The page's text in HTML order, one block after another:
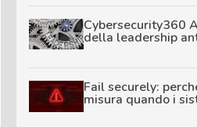
Cybersecurity360
della leadership
Fail securely:
misura quando i